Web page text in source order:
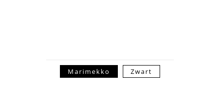
Marimekko Zwart